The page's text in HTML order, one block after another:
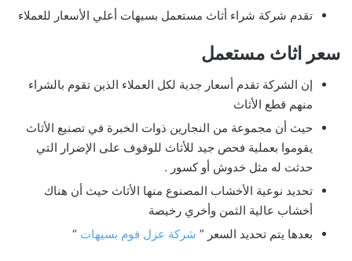
تقدم شركة شراء أثاث مستعمل بسيهات أعلي الأسعار للعملاء
سعر اثاث مستعمل
إن الشركة تقدم أسعار جدية لكل العملاء الذين تقوم بالشراء
منهم قطع الأثاث
حيث أن مجموعة من النجارين ذوات الخبرة في تصنيع الأثاث
يقوموا بعملية فحص جيد للأثاث للوقوف على الإضرار التي
حدثت له مثل خدوش أو كسور .
تحديد نوعية الأخشاب المصنوع منها الأثاث حيث أن هناك
أخشاب عالية الثمن وأخري رخيصة
بعدها يتم تحديد السعر ” شركة عزل فوم بسيهات “